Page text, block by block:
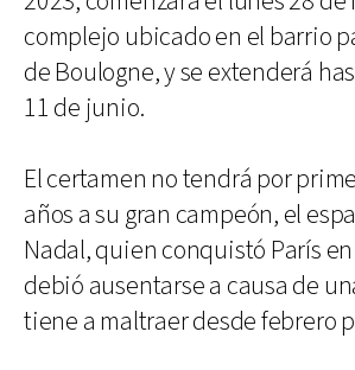
complejo ubicado en el barrio
de Boulogne, y se extenderá
11 de junio.
El certamen no tendrá por
años a su gran campeón, el
Nadal, quien conquistó París
debió ausentarse a causa de
tiene a maltraer desde febrero